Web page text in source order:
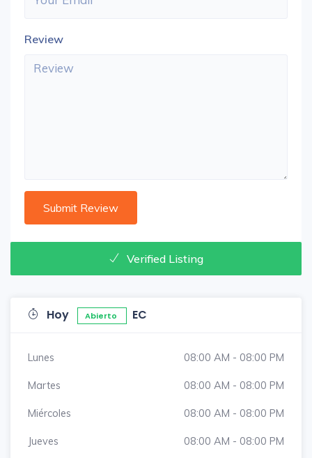
Review
Verified Listing
Hoy Abierto EC
Lunes 08:00 AM - 08:00 PM
Martes 08:00 AM - 08:00 PM
Miércoles 08:00 AM - 08:00 PM
Jueves 08:00 AM - 08:00 PM